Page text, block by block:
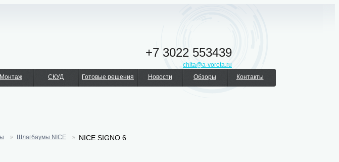
+7 3022 553439
chita@a-vorota.ru
Монтаж СКУД Готовые решения Новости Обзоры Контакты
Шлагбаумы NICE NICE SIGNO 6